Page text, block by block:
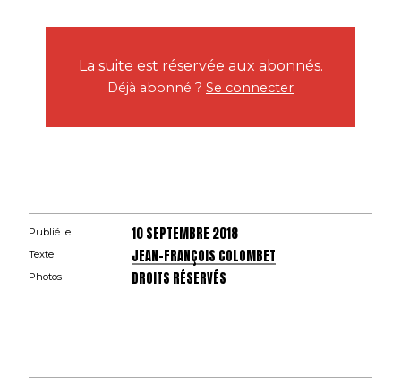
La suite est réservée aux abonnés.
Déjà abonné ? Se connecter
Publié le 10 SEPTEMBRE 2018
Texte JEAN-FRANÇOIS COLOMBET
Photos DROITS RÉSERVÉS